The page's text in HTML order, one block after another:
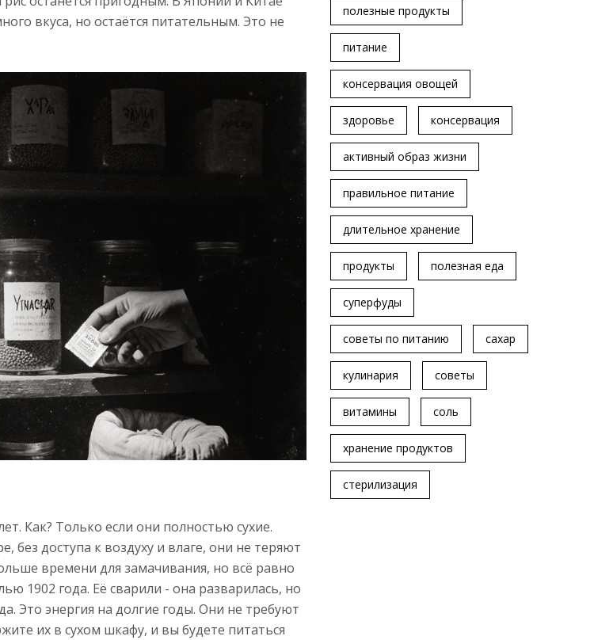
полезные продукты
питание
консервация овощей
здоровье консервация
активный образ жизни
правильное питание
длительное хранение
продукты полезная еда
суперфуды
советы по питанию сахар
кулинария советы
витамины соль
хранение продуктов
стерилизация
вкуса, но остаётся питательным. Это не
Как? Только если они полностью сухие.
без доступа к воздуху и влаге, они не теряют
времени для замачивания, но всё равно
1902 года. Её сварили - она разварилась, но
Это энергия на долгие годы. Они не требуют
их в сухом шкафу, и вы будете питаться